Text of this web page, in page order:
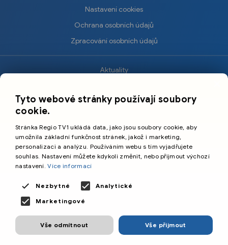
Nastavení cookies
Ochrana osobních údajů
Zpracování osobních údajů
Aktuality
Sport
Cestování
Primetime Media s.r.o.
Tyto webové stránky používají soubory
cookie.
Stránka Regio TV1 ukládá data, jako jsou soubory cookie, aby
umožnila základní funkčnost stránek, jakož i marketing,
personalizaci a analýzu. Používáním webu s tím vyjadřujete
souhlas. Nastavení můžete kdykoli změnit, nebo přijmout výchozí
nastavení.Více informací
Nezbytné
Analytické
Marketingové
Vše přijmout
Vše odmítnout